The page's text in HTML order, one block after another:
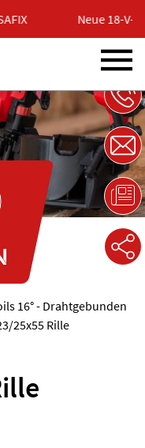
Neue 18-V-
16° - Drahtgebunden
25x55 Rille